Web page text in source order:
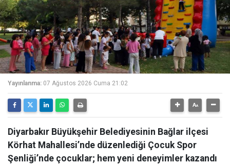
Yayınlanma: 07 Ağustos 2026 Cuma 21:02
Diyarbakır Büyükşehir Belediyesinin Bağlar ilçesi
Körhat Mahallesi’nde düzenlediği Çocuk Spor
Şenliği’nde çocuklar; hem yeni deneyimler kazandı